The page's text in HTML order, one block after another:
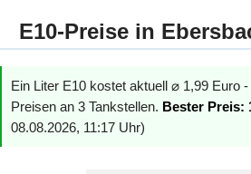
E10-Preise in
Ein Liter E10 kostet aktuell ⌀ 1,99 Euro
Preisen an 3 Tankstellen. Bester Preis:
08.08.2026, 11:17 Uhr)